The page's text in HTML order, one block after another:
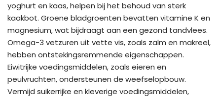
yoghurt en kaas, helpen bij het behoud van sterk
kaakbot. Groene bladgroenten bevatten vitamine K en
magnesium, wat bijdraagt aan een gezond tandvlees.
Omega-3 vetzuren uit vette vis, zoals zalm en makreel,
hebben ontstekingsremmende eigenschappen.
Eiwitrijke voedingsmiddelen, zoals eieren en
peulvruchten, ondersteunen de weefselopbouw.
Vermijd suikerrijke en kleverige voedingsmiddelen,